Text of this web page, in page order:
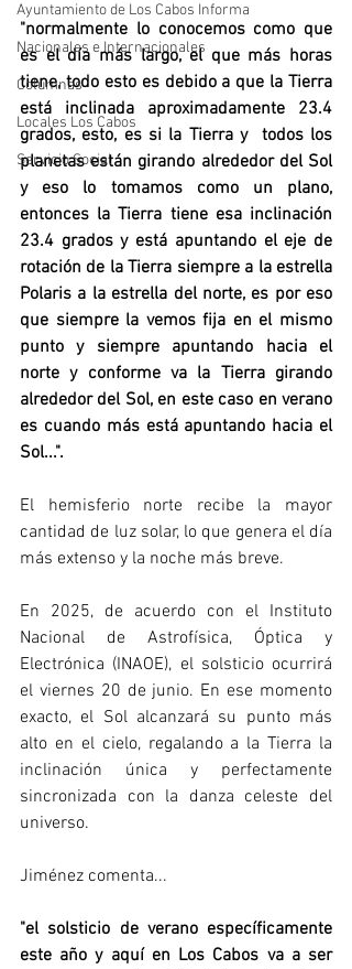
Ayuntamiento de Los Cabos Informa
Nacionales e Internacionales
Columnas
Locales Los Cabos
Servicio Social
"normalmente lo conocemos como que
es el día más largo, el que más horas
tiene, todo esto es debido a que la Tierra
está inclinada aproximadamente 23.4
grados, esto, es si la Tierra y  todos los
planetas están girando alrededor del Sol
y eso lo tomamos como un plano,
entonces la Tierra tiene esa inclinación
23.4 grados y está apuntando el eje de
rotación de la Tierra siempre a la estrella
Polaris a la estrella del norte, es por eso
que siempre la vemos fija en el mismo
punto y siempre apuntando hacia el
norte y conforme va la Tierra girando
alrededor del Sol, en este caso en verano
es cuando más está apuntando hacia el
Sol...".
El hemisferio norte recibe la mayor
cantidad de luz solar, lo que genera el día
más extenso y la noche más breve.
En 2025, de acuerdo con el Instituto
Nacional de Astrofísica, Óptica y
Electrónica (INAOE), el solsticio ocurrirá
el viernes 20 de junio. En ese momento
exacto, el Sol alcanzará su punto más
alto en el cielo, regalando a la Tierra la
inclinación única y perfectamente
sincronizada con la danza celeste del
universo.
Jiménez comenta...
"el solsticio de verano específicamente
este año y aquí en Los Cabos va a ser